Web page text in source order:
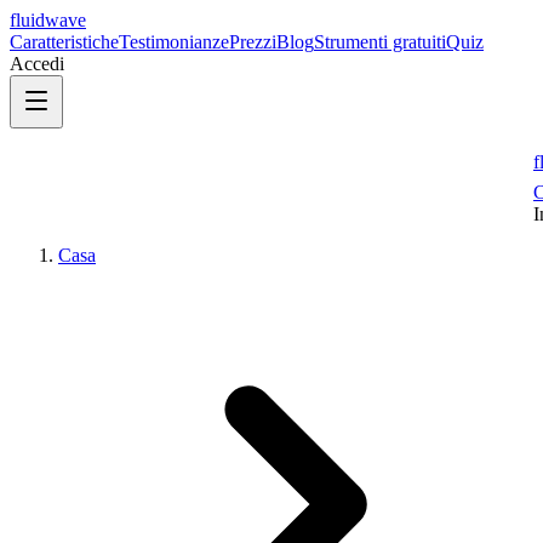
fluidwave
CaratteristicheTestimonianzePrezziBlogStrumenti gratuitiQuiz
Accedi
Casa